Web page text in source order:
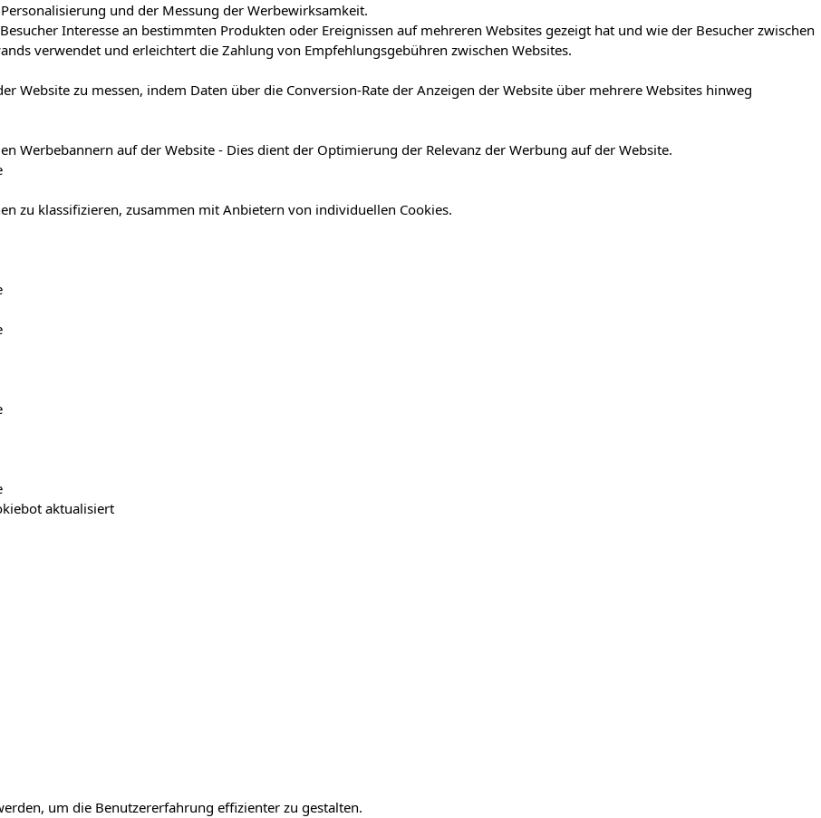
und der Messung der Werbewirksamkeit.
Interesse an bestimmten Produkten oder Ereignissen auf mehreren Websites gezeigt hat und wie der Besucher zwischen
verwendet und erleichtert die Zahlung von Empfehlungsgebühren zwischen Websites.
Website zu messen, indem Daten über die Conversion-Rate der Anzeigen der Website über mehrere Websites hinweg
Werbebannern auf der Website - Dies dient der Optimierung der Relevanz der Werbung auf der Website.
zu klassifizieren, zusammen mit Anbietern von individuellen Cookies.
aktualisiert
um die Benutzererfahrung effizienter zu gestalten.